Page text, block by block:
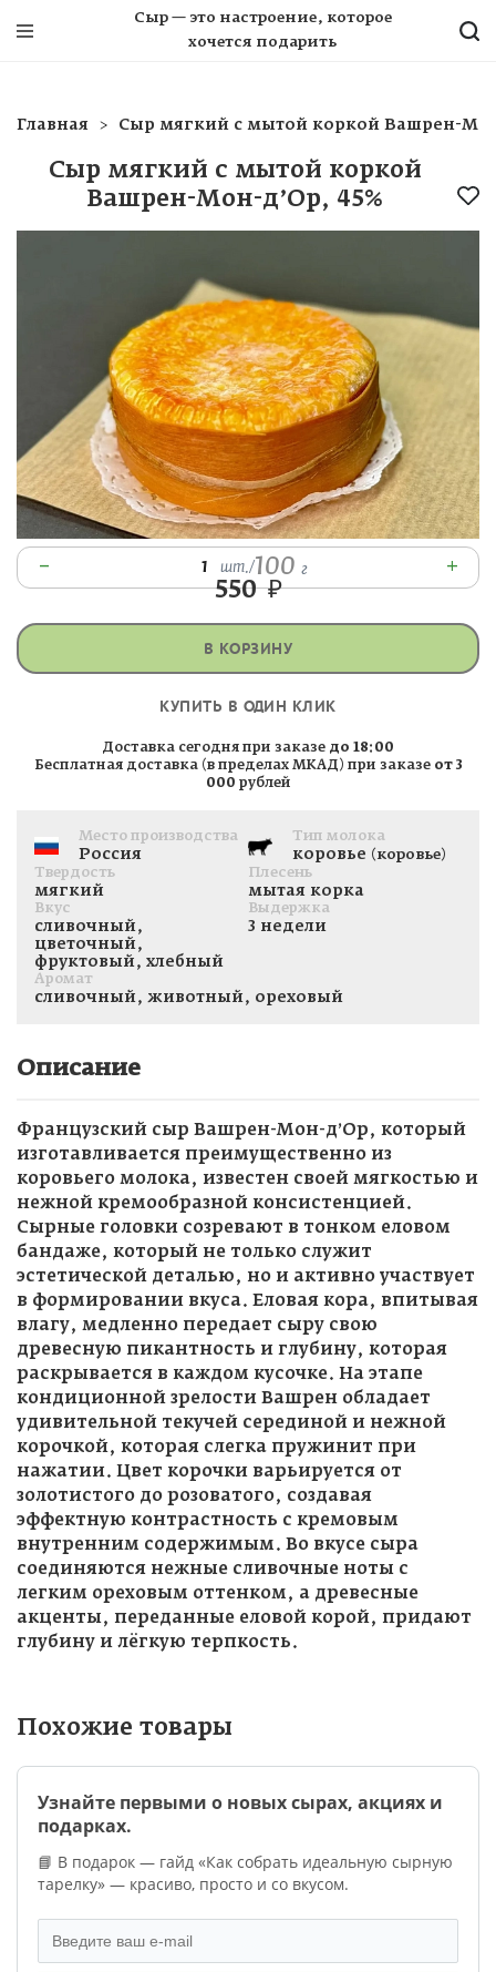
Сыр — это настроение, которое
хочется подарить
Главная Сыр мягкий с мытой коркой Вашрен-
Сыр мягкий с мытой коркой
Вашрен-Мон-д’Ор, 45%
– 1 шт./100 г +
550₽
В КОРЗИНУ
КУПИТЬ В ОДИН КЛИК
Доставка сегодня при заказе до 18:00
Бесплатная доставка (в пределах МКАД) при заказе от 3
000 рублей
Место производства
Россия
Тип молока
коровье (коровье)
Твердость
мягкий
Плесень
мытая корка
Вкус
сливочный,
цветочный,
фруктовый, хлебный
Выдержка
3 недели
Аромат
сливочный, животный, ореховый
Описание
Французский сыр Вашрен-Мон-д’Ор, который
изготавливается преимущественно из
коровьего молока, известен своей мягкостью и
нежной кремообразной консистенцией.
Сырные головки созревают в тонком еловом
бандаже, который не только служит
эстетической деталью, но и активно участвует
в формировании вкуса. Еловая кора, впитывая
влагу, медленно передает сыру свою
древесную пикантность и глубину, которая
раскрывается в каждом кусочке. На этапе
кондиционной зрелости Вашрен обладает
удивительной текучей серединой и нежной
корочкой, которая слегка пружинит при
нажатии. Цвет корочки варьируется от
золотистого до розоватого, создавая
эффектную контрастность с кремовым
внутренним содержимым. Во вкусе сыра
соединяются нежные сливочные ноты с
легким ореховым оттенком, а древесные
акценты, переданные еловой корой, придают
глубину и лёгкую терпкость.
Похожие товары
Узнайте первыми о новых сырах, акциях и
подарках.
📘 В подарок — гайд «Как собрать идеальную сырную
тарелку» — красиво, просто и со вкусом.